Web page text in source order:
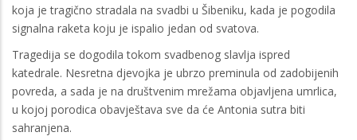
koja je tragično stradala na svadbi u Šibeniku, kada je pogodila
signalna raketa koju je ispalio jedan od svatova.
Tragedija se dogodila tokom svadbenog slavlja ispred
katedrale. Nesretna djevojka je ubrzo preminula od zadobijenih
povreda, a sada je na društvenim mrežama objavljena umrlica,
u kojoj porodica obavještava sve da će Antonia sutra biti
sahranjena.